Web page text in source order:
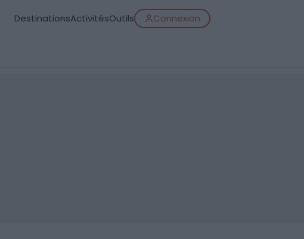
DestinationsActivitésOutils Connexion